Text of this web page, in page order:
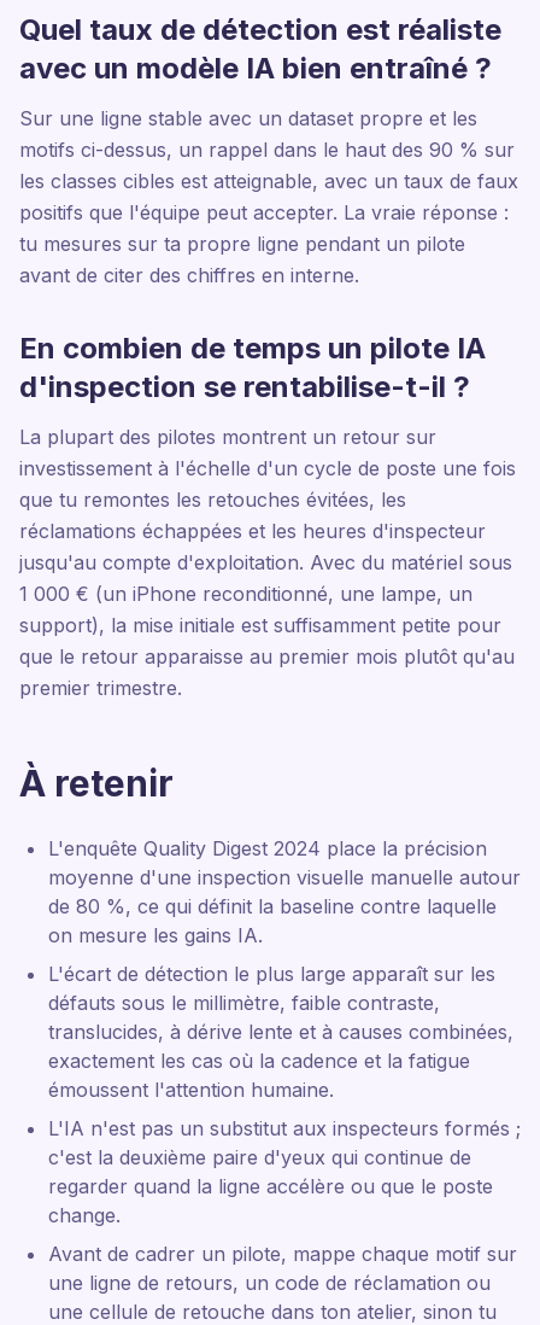
Quel taux de détection est réaliste
avec un modèle IA bien entraîné ?
Sur une ligne stable avec un dataset propre et les
motifs ci-dessus, un rappel dans le haut des 90 % sur
les classes cibles est atteignable, avec un taux de faux
positifs que l'équipe peut accepter. La vraie réponse :
tu mesures sur ta propre ligne pendant un pilote
avant de citer des chiffres en interne.
En combien de temps un pilote IA
d'inspection se rentabilise-t-il ?
La plupart des pilotes montrent un retour sur
investissement à l'échelle d'un cycle de poste une fois
que tu remontes les retouches évitées, les
réclamations échappées et les heures d'inspecteur
jusqu'au compte d'exploitation. Avec du matériel sous
1 000 € (un iPhone reconditionné, une lampe, un
support), la mise initiale est suffisamment petite pour
que le retour apparaisse au premier mois plutôt qu'au
premier trimestre.
À retenir
L'enquête Quality Digest 2024 place la précision
moyenne d'une inspection visuelle manuelle autour
de 80 %, ce qui définit la baseline contre laquelle
on mesure les gains IA.
L'écart de détection le plus large apparaît sur les
défauts sous le millimètre, faible contraste,
translucides, à dérive lente et à causes combinées,
exactement les cas où la cadence et la fatigue
émoussent l'attention humaine.
L'IA n'est pas un substitut aux inspecteurs formés ;
c'est la deuxième paire d'yeux qui continue de
regarder quand la ligne accélère ou que le poste
change.
Avant de cadrer un pilote, mappe chaque motif sur
une ligne de retours, un code de réclamation ou
une cellule de retouche dans ton atelier, sinon tu